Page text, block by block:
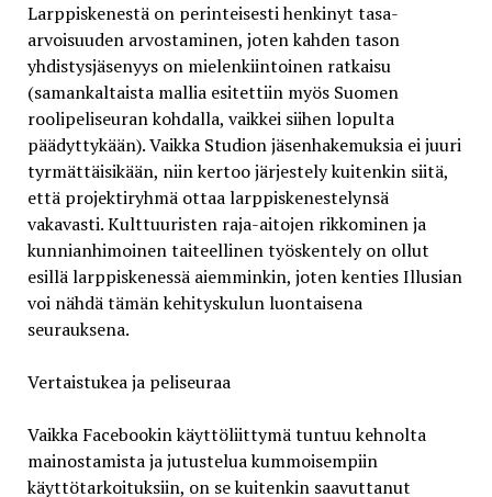
Larppiskenestä on perinteisesti henkinyt tasa-
arvoisuuden arvostaminen, joten kahden tason
yhdistysjäsenyys on mielenkiintoinen ratkaisu
(samankaltaista mallia esitettiin myös Suomen
roolipeliseuran kohdalla, vaikkei siihen lopulta
päädyttykään). Vaikka Studion jäsenhakemuksia ei juuri
tyrmättäisikään, niin kertoo järjestely kuitenkin siitä,
että projektiryhmä ottaa larppiskenestelynsä
vakavasti. Kulttuuristen raja-aitojen rikkominen ja
kunnianhimoinen taiteellinen työskentely on ollut
esillä larppiskenessä aiemminkin, joten kenties Illusian
voi nähdä tämän kehityskulun luontaisena
seurauksena.
Vertaistukea ja peliseuraa
Vaikka Facebookin käyttöliittymä tuntuu kehnolta
mainostamista ja jutustelua kummoisempiin
käyttötarkoituksiin, on se kuitenkin saavuttanut